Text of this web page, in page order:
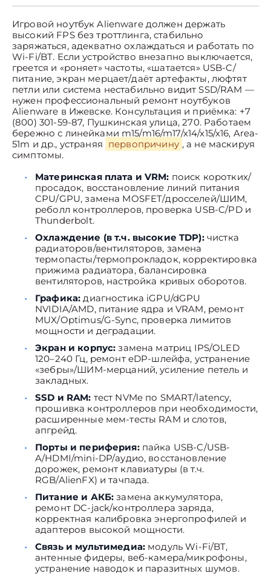
Игровой ноутбук Alienware должен держать
высокий FPS без троттлинга, стабильно
заряжаться, адекватно охлаждаться и работать по
Wi-Fi/BT. Если устройство внезапно выключается,
греется и «роняет» частоты, «шатается» USB-C/
питание, экран мерцает/даёт артефакты, люфтят
петли или система нестабильно видит SSD/RAM —
нужен профессиональный ремонт ноутбуков
Alienware в Ижевске. Консультация и приёмка: +7
(800) 301-59-87, Пушкинская улица, 270. Работаем
бережно с линейками m15/m16/m17/x14/x15/x16, Area-
51m и др., устраняя первопричину , а не маскируя
симптомы.
Материнская плата и VRM: поиск коротких/
просадок, восстановление линий питания
CPU/GPU, замена MOSFET/дросселей/ШИМ,
реболл контроллеров, проверка USB-C/PD и
Thunderbolt.
Охлаждение (в т.ч. высокие TDP):чистка
радиаторов/вентиляторов, замена
термопасты/термопрокладок, корректировка
прижима радиатора, балансировка
вентиляторов, настройка кривых оборотов.
Графика: диагностика iGPU/dGPU
NVIDIA/AMD, питание ядра и VRAM, ремонт
MUX/Optimus/G-Sync, проверка лимитов
мощности и деградации.
Экран и корпус: замена матриц IPS/OLED
120–240 Гц, ремонт eDP-шлейфа, устранение
«зебры»/ШИМ-мерцаний, усиление петель и
закладных.
SSD и RAM: тест NVMe по SMART/latency,
прошивка контроллеров при необходимости,
расширенные мем-тесты RAM и слотов,
апгрейд.
Порты и периферия:пайка USB-C/USB-
A/HDMI/mini-DP/аудио, восстановление
дорожек, ремонт клавиатуры (в т.ч.
RGB/AlienFX) и тачпада.
Питание и АКБ: замена аккумулятора,
ремонт DC-jack/контроллера заряда,
корректная калибровка энергопрофилей и
адаптеров высокой мощности.
Связь и мультимедиа: модуль Wi-Fi/BT,
антенные фидеры, веб-камера/микрофоны,
устранение наводок и паразитных шумов.